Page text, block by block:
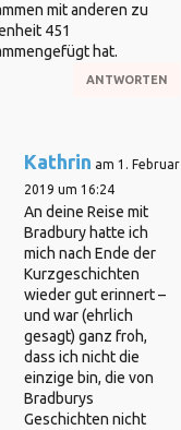
mit anderen zu
451
hat.
ANTWORTEN
Kathrin am 1. Februar
2019 um 16:24
An deine Reise mit
Bradbury hatte ich
mich nach Ende der
Kurzgeschichten
wieder gut erinnert –
und war (ehrlich
gesagt) ganz froh,
dass ich nicht die
einzige bin, die von
Bradburys
Geschichten nicht